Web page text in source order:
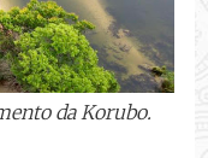
da Korubo.